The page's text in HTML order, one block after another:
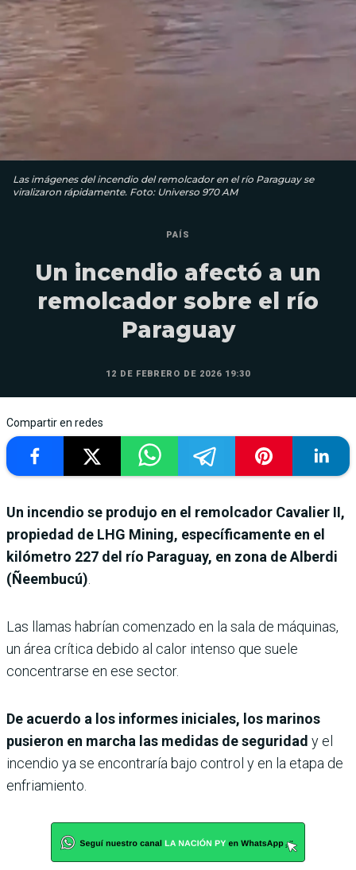
Las imágenes del incendio del remolcador en el río Paraguay se
viralizaron rápidamente. Foto: Universo 970 AM
PAÍS
Un incendio afectó a un
remolcador sobre el río
Paraguay
12 DE FEBRERO DE 2026 19:30
Compartir en redes
Un incendio se produjo en el remolcador Cavalier II,
propiedad de LHG Mining, específicamente en el
kilómetro 227 del río Paraguay, en zona de Alberdi
(Ñeembucú)
Las llamas habrían comenzado en la sala de máquinas,
un área crítica debido al calor intenso que suele
concentrarse en ese sector.
De acuerdo a los informes iniciales, los marinos
pusieron en marcha las medidas de seguridad y el
incendio ya se encontraría bajo control y en la etapa de
enfriamiento.